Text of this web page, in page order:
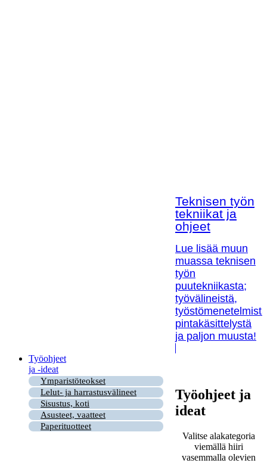
Teknisen työn
tekniikat ja
ohjeet
Lue lisää muun
muassa teknisen
työn
puutekniikasta;
työvälineistä,
pintakäsittelystä
ja paljon muusta!
Työohjeet
ja -ideat
Ymparistöteokset
Lelut- ja harrastusvälineet
Sisustus, koti
Asusteet, vaatteet
Paperituotteet
Työohjeet ja
ideat
Valitse alakategoria
viemällä hiiri
vasemmalla olevien